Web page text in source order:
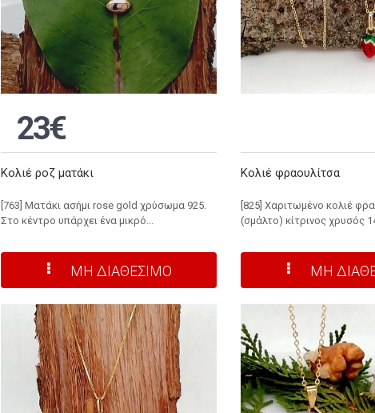
23€
Κολιέ ροζ ματάκι
[763] Ματάκι ασήμι rose gold χρύσωμα 925.
Στο κέντρο υπάρχει ένα μικρό...
ΜΗ ΔΙΑΘΕΣΙΜΟ
Κολιέ φραουλίτσα
[825] Χαριτωμένο κολιέ
(σμάλτο) κίτρινος χρυσός
ΜΗ